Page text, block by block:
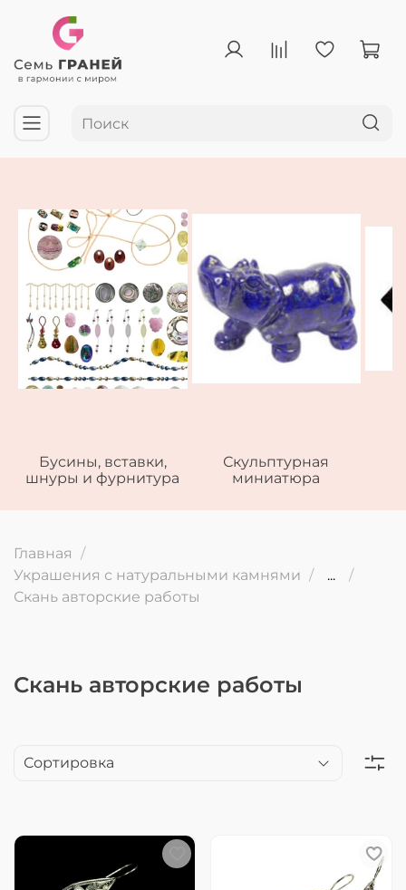
Бусины, вставки,
шнуры и фурнитура
Скульптурная
миниатюра
Главная
Украшения с натуральными камнями
...
Скань авторские работы
Скань авторские работы